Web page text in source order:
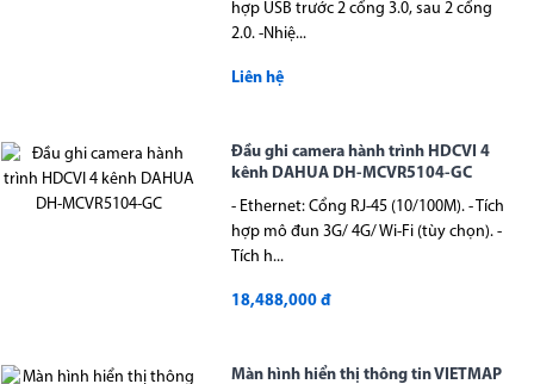
hợp USB trước 2 cổng 3.0, sau 2 cổng
2.0. -Nhiệ...
Liên hệ
Đầu ghi camera hành trình HDCVI 4
kênh DAHUA DH-MCVR5104-GC
- Ethernet: Cổng RJ-45 (10/100M). - Tích
hợp mô đun 3G/ 4G/ Wi-Fi (tùy chọn). -
Tích h...
18,488,000 đ
Màn hình hiển thị thông tin VIETMAP